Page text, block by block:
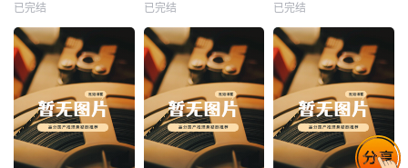
未知
已完结
未知
已完结
未知
已完结